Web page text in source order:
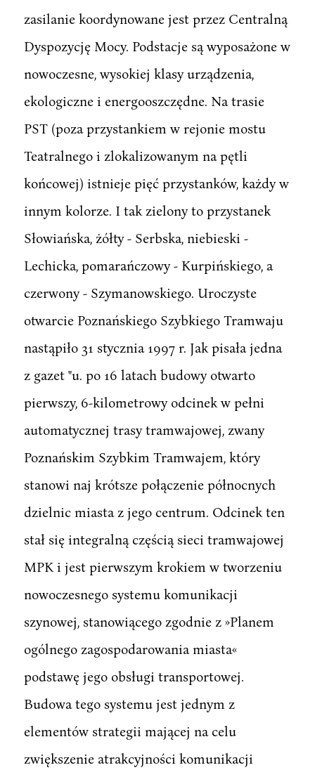
zasilanie koordynowane jest przez Centralną
Dyspozycję Mocy. Podstacje są wyposażone w
nowoczesne, wysokiej klasy urządzenia,
ekologiczne i energooszczędne. Na trasie
PST (poza przystankiem w rejonie mostu
Teatralnego i zlokalizowanym na pętli
końcowej) istnieje pięć przystanków, każdy w
innym kolorze. I tak zielony to przystanek
Słowiańska, żółty - Serbska, niebieski -
Lechicka, pomarańczowy - Kurpińskiego, a
czerwony - Szymanowskiego. Uroczyste
otwarcie Poznańskiego Szybkiego Tramwaju
nastąpiło 31 stycznia 1997 r. Jak pisała jedna
z gazet "u. po 16 latach budowy otwarto
pierwszy, 6-kilometrowy odcinek w pełni
automatycznej trasy tramwajowej, zwany
Poznańskim Szybkim Tramwajem, który
stanowi naj krótsze połączenie północnych
dzielnic miasta z jego centrum. Odcinek ten
stał się integralną częścią sieci tramwajowej
MPK i jest pierwszym krokiem w tworzeniu
nowoczesnego systemu komunikacji
szynowej, stanowiącego zgodnie z »Planem
ogólnego zagospodarowania miasta«
podstawę jego obsługi transportowej.
Budowa tego systemu jest jednym z
elementów strategii mającej na celu
zwiększenie atrakcyjności komunikacji